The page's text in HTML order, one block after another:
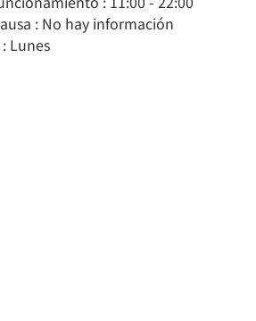
: No hay información
Lunes